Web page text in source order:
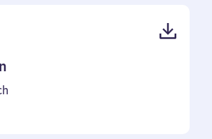
38